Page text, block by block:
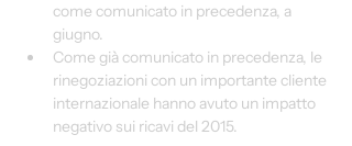
come comunicato in precedenza, a
giugno.
Come già comunicato in precedenza, le
rinegoziazioni con un importante cliente
internazionale hanno avuto un impatto
negativo sui ricavi del 2015.